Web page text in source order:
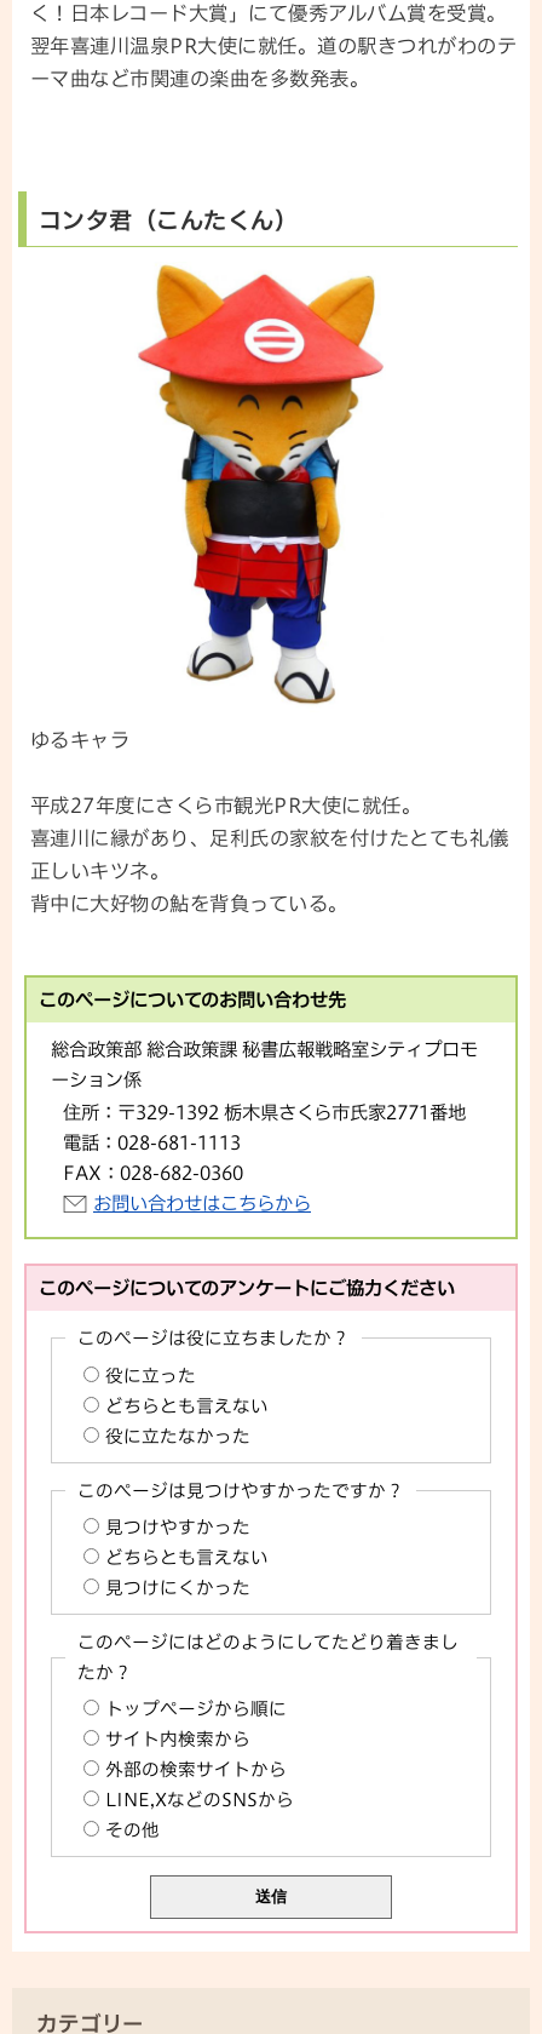
く！日本レコード大賞」にて優秀アルバム賞を受賞。
翌年喜連川温泉PR大使に就任。道の駅きつれがわのテ
ーマ曲など市関連の楽曲を多数発表。
コンタ君（こんたくん）
ゆるキャラ
平成27年度にさくら市観光PR大使に就任。
喜連川に縁があり、足利氏の家紋を付けたとても礼儀
正しいキツネ。
背中に大好物の鮎を背負っている。
このページについてのお問い合わせ先
総合政策部 総合政策課 秘書広報戦略室シティプロモ
ーション係
住所： 〒329-1392 栃木県さくら市氏家2771番地
電話： 028-681-1113
FAX： 028-682-0360
お問い合わせはこちらから
このページについてのアンケートにご協力ください
このページは役に立ちましたか？
役に立った
どちらとも言えない
役に立たなかった
このページは見つけやすかったですか？
見つけやすかった
どちらとも言えない
見つけにくかった
このページにはどのようにしてたどり着きまし
たか？
トップページから順に
サイト内検索から
外部の検索サイトから
LINE,XなどのSNSから
その他
カテゴリー